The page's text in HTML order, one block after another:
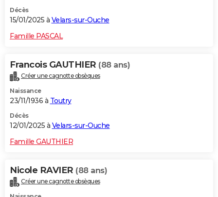
Décès
15/01/2025 à Velars-sur-Ouche
Famille PASCAL
Francois GAUTHIER (88 ans)
Créer une cagnotte obsèques
Naissance
23/11/1936 à Toutry
Décès
12/01/2025 à Velars-sur-Ouche
Famille GAUTHIER
Nicole RAVIER (88 ans)
Créer une cagnotte obsèques